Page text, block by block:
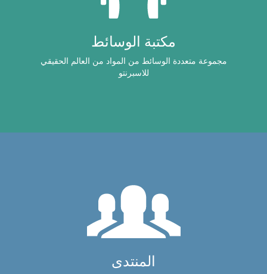
مكتبة الوسائط
مجموعة متعددة الوسائط من المواد من العالم الحقيقي
للاسبرنتو
المنتدى